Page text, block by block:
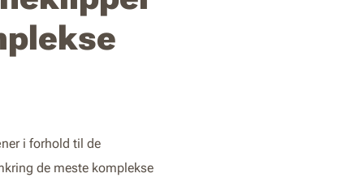
i forhold til de
de meste komplekse